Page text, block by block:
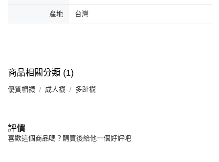
產地 台灣
商品相關分類 (1)
優質帽襪 成人襪 多趾襪
評價
喜歡這個商品嗎？購買後給他一個好評吧